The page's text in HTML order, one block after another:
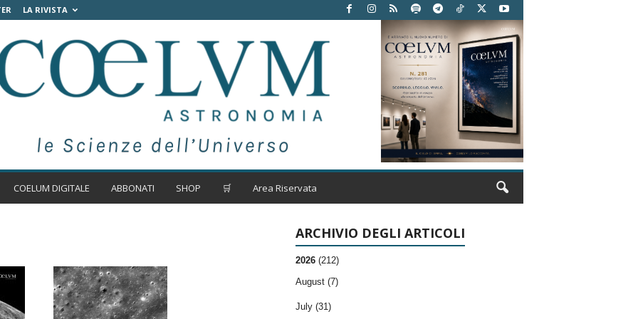
LA RIVISTA
COELUM DIGITALE ABBONATI SHOP 🛒 Area Riservata
ARCHIVIO DEGLI ARTICOLI
2026 (212)
August (7)
July (31)